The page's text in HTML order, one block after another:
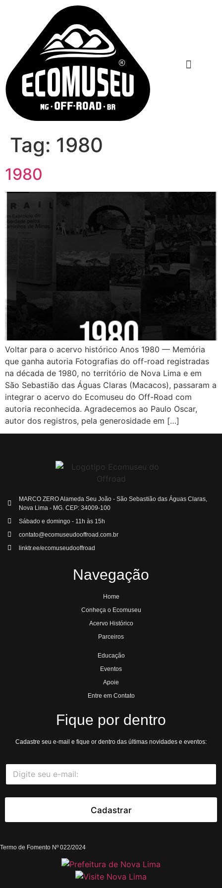
Tag: 1980
1980
Voltar para o acervo histórico Anos 1980 — Memória
que ganha autoria Fotografias do off-road registradas
na década de 1980, no território de Nova Lima e em
São Sebastião das Águas Claras (Macacos), passaram a
integrar o acervo do Ecomuseu do Off-Road com
autoria reconhecida. Agradecemos ao Paulo Oscar,
autor dos registros, pela generosidade em […]
MARCO ZERO Alameda Seu João - São Sebastião das Águas Claras,
Nova Lima - MG. CEP: 34009-100
Sábado e domingo - 11h às 15h
contato@ecomuseudooffroad.com.br
linktr.ee/ecomuseudooffroad
Navegação
Home
Conheça o Ecomuseu
Acervo Histórico
Parceiros
Educação
Eventos
Apoie
Entre em Contato
Fique por dentro
Cadastre seu e-mail e fique or dentro das últimas novidades e eventos:
E
m
a
E
m
a
*
Cadastrar
Termo de Fomento Nº 022/2024